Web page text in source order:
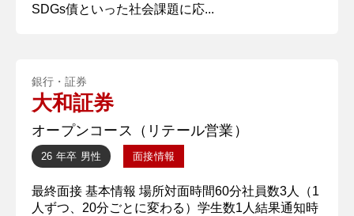
SDGs債といった社会課題に応...
銀行・証券
大和証券
オープンコース（リテール営業）
26 年卒 男性 面接情報
最終面接 基本情報 場所対面時間60分社員数3人（1
人ずつ、20分ごとに変わる）学生数1人結果通知時